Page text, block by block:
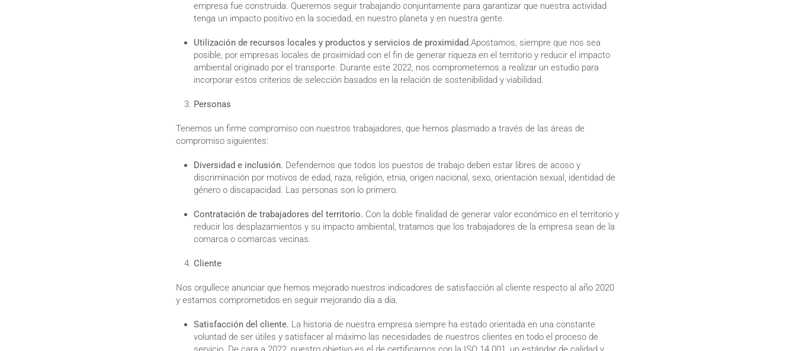
empresa fue construida. Queremos seguir trabajando conjuntamente para garantizar que nuestra actividad
tenga un impacto positivo en la sociedad, en nuestro planeta y en nuestra gente.
Utilización de recursos locales y productos y servicios de proximidad.Apostamos, siempre que nos sea
posible, por empresas locales de proximidad con el fin de generar riqueza en el territorio y reducir el impacto
ambiental originado por el transporte. Durante este 2022, nos comprometemos a realizar un estudio para
incorporar estos criterios de selección basados en la relación de sostenibilidad y viabilidad.
Personas
Tenemos un firme compromiso con nuestros trabajadores, que hemos plasmado a través de las áreas de
compromiso siguientes:
Diversidad e inclusión. Defendemos que todos los puestos de trabajo deben estar libres de acoso y
discriminación por motivos de edad, raza, religión, etnia, origen nacional, sexo, orientación sexual, identidad de
género o discapacidad. Las personas son lo primero.
Contratación de trabajadores del territorio. Con la doble finalidad de generar valor económico en el territorio y
reducir los desplazamientos y su impacto ambiental, tratamos que los trabajadores de la empresa sean de la
comarca o comarcas vecinas.
Cliente
Nos orgullece anunciar que hemos mejorado nuestros indicadores de satisfacción al cliente respecto al año 2020
y estamos comprometidos en seguir mejorando día a día.
Satisfacción del cliente. La historia de nuestra empresa siempre ha estado orientada en una constante
voluntad de ser útiles y satisfacer al máximo las necesidades de nuestros clientes en todo el proceso de